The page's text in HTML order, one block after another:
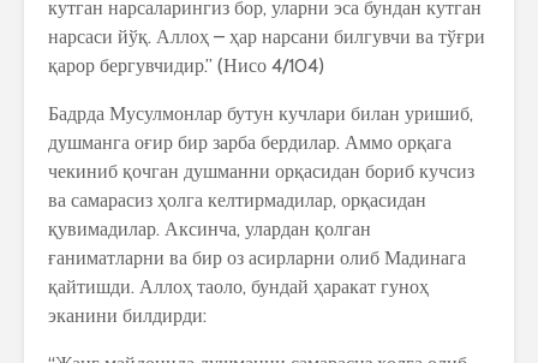
кутган нарсаларингиз бор, уларни эса бундан кутган
нарсаси йўқ. Аллоҳ – ҳар нарсани билгувчи ва тўғри
қарор бергувчидир.” (Нисо 4/104)
Бадрда Мусулмонлар бутун кучлари билан уришиб,
душманга оғир бир зарба бердилар. Аммо орқага
чекиниб қочган душманни орқасидан бориб кучсиз
ва самарасиз ҳолга келтирмадилар, орқасидан
қувимадилар. Аксинча, улардан қолган
ғаниматларни ва бир оз асирларни олиб Мадинага
қайтишди. Аллоҳ таоло, бундай ҳаракат гуноҳ
эканини билдирди: